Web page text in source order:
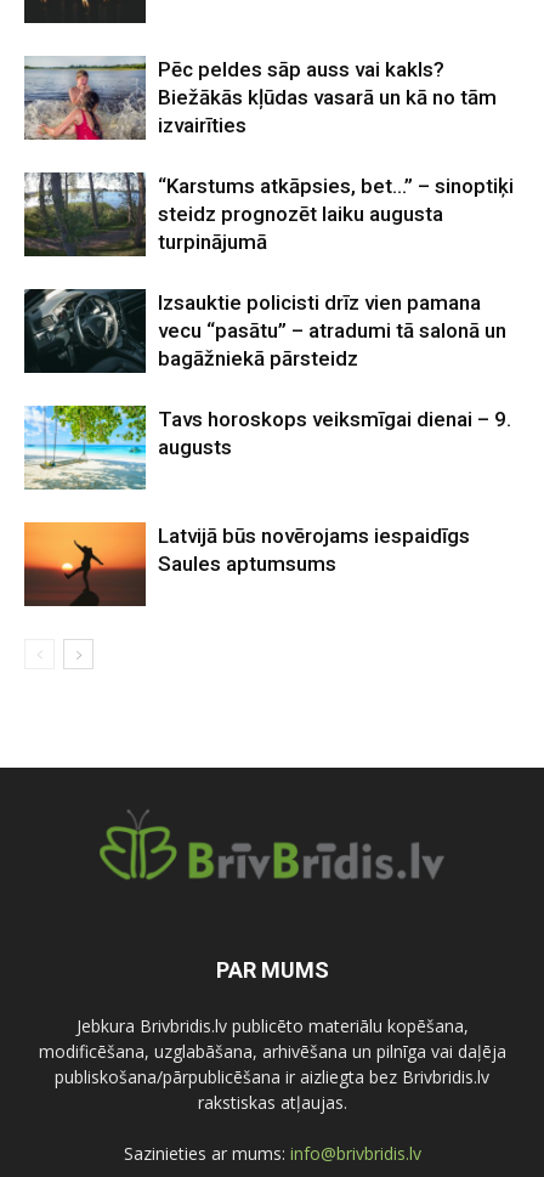
Pēc peldes sāp auss vai kakls?
Biežākās kļūdas vasarā un kā no tām
izvairīties
“Karstums atkāpsies, bet…” – sinoptiķi
steidz prognozēt laiku augusta
turpinājumā
Izsauktie policisti drīz vien pamana
vecu “pasātu” – atradumi tā salonā un
bagāžniekā pārsteidz
Tavs horoskops veiksmīgai dienai – 9.
augusts
Latvijā būs novērojams iespaidīgs
Saules aptumsums
PAR MUMS
Jebkura Brivbridis.lv publicēto materiālu kopēšana,
modificēšana, uzglabāšana, arhivēšana un pilnīga vai daļēja
publiskošana/pārpublicēšana ir aizliegta bez Brivbridis.lv
rakstiskas atļaujas.
Sazinieties ar mums: info@brivbridis.lv